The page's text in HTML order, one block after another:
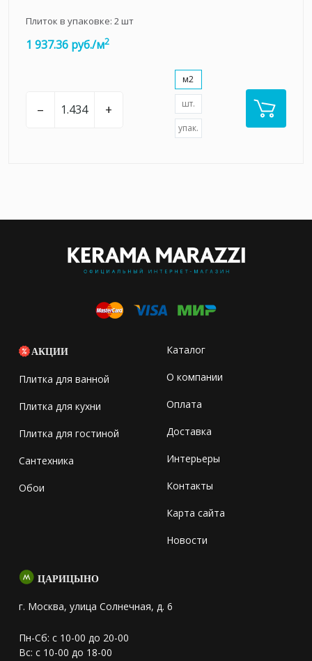
Плиток в упаковке: 2шт
1 937.36 руб./м2
– +
м2
шт.
упак.
АКЦИИ
Плитка для ванной
Плитка для кухни
Плитка для гостиной
Сантехника
Обои
Каталог
О компании
Оплата
Доставка
Интерьеры
Контакты
Карта сайта
Новости
ЦАРИЦЫНО
г. Москва, улица Солнечная, д. 6
Пн-Сб: с 10-00 до 20-00
Вс: с 10-00 до 18-00